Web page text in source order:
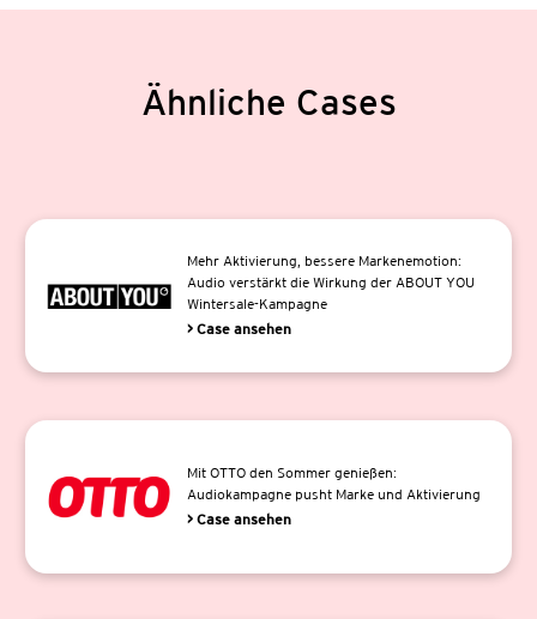
Ähnliche Cases
Mehr Aktivierung, bessere Markenemotion:
Audio verstärkt die Wirkung der ABOUT YOU
Wintersale-Kampagne
> Case ansehen
Mit OTTO den Sommer genießen:
Audiokampagne pusht Marke und Aktivierung
> Case ansehen